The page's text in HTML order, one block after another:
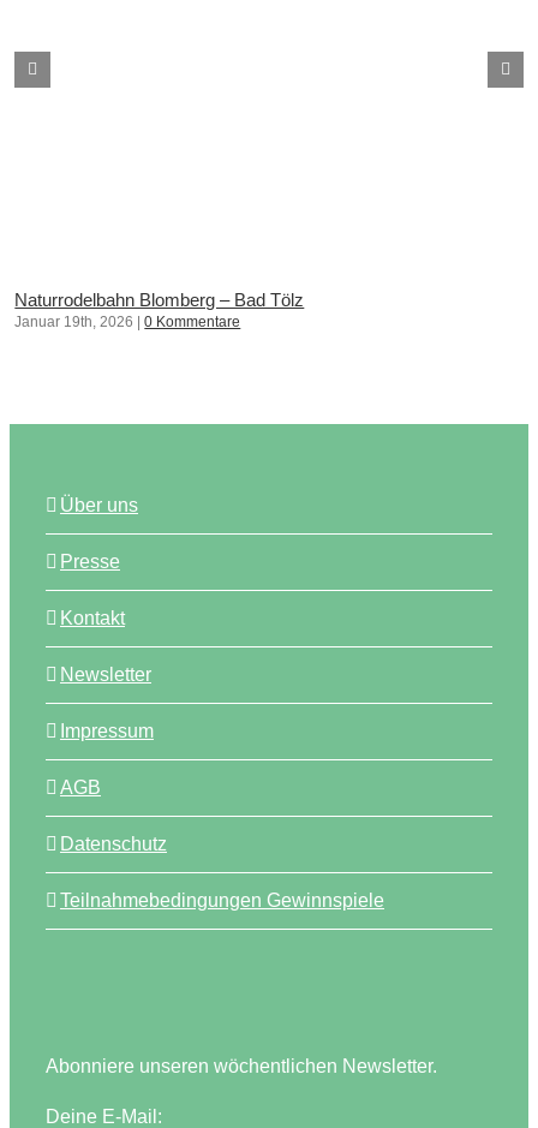
Naturrodelbahn Blomberg – Bad Tölz
Januar 19th, 2026 | 0 Kommentare
Über uns
Presse
Kontakt
Newsletter
Impressum
AGB
Datenschutz
Teilnahmebedingungen Gewinnspiele
Abonniere unseren wöchentlichen Newsletter.
Deine E-Mail: